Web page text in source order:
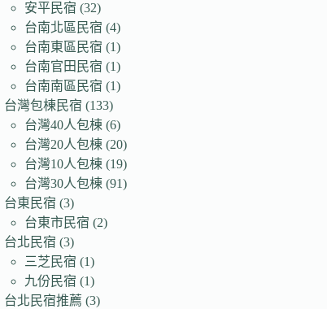
安平民宿 (32)
台南北區民宿 (4)
台南東區民宿 (1)
台南官田民宿 (1)
台南南區民宿 (1)
台灣包棟民宿 (133)
台灣40人包棟 (6)
台灣20人包棟 (20)
台灣10人包棟 (19)
台灣30人包棟 (91)
台東民宿 (3)
台東市民宿 (2)
台北民宿 (3)
三芝民宿 (1)
九份民宿 (1)
台北民宿推薦 (3)